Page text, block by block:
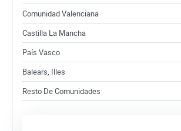
Comunidad Valenciana
Castilla La Mancha
País Vasco
Balears, Illes
Resto De Comunidades